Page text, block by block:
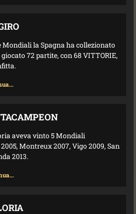
Mondiali la Spagna ha collezionato
72 partite, con 68 VITTORIE,
aveva vinto 5 Mondiali
Montreux 2007, Vigo 2009, San
2013.